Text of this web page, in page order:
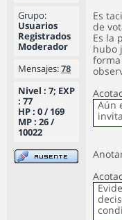
Grupo:
Usuarios
Registrados
Moderador
Mensajes:78
Nivel : 7; EXP
: 77
HP : 0 / 169
MP : 26 /
10022
Es
de
Es la
hubo
Aún